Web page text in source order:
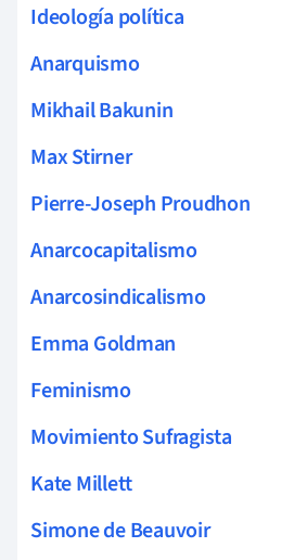
Ideología política
Anarquismo
Mikhail Bakunin
Max Stirner
Pierre-Joseph Proudhon
Anarcocapitalismo
Anarcosindicalismo
Emma Goldman
Feminismo
Movimiento Sufragista
Kate Millett
Simone de Beauvoir